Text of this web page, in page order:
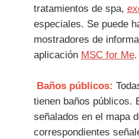
tratamientos de spa,
especiales. Se puede
mostradores de
aplicación MSC for Me.
Baños públicos:
tienen baños públicos.
señalados en el mapa
correspondientes